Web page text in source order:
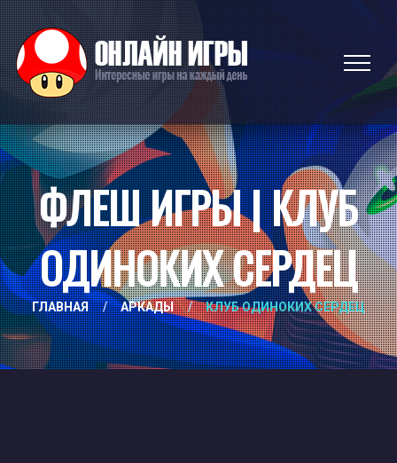
ФЛЕШ ИГРЫ | КЛУБ
ОДИНОКИХ СЕРДЕЦ
ГЛАВНАЯ / АРКАДЫ / КЛУБ ОДИНОКИХ СЕРДЕЦ